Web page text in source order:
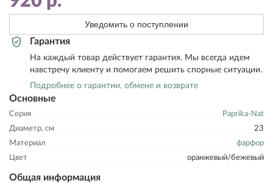
Основные
Серия
Paprika-Nat
Диаметр, см
23
Материал
фарфор
Цвет
оранжевый/бежевый
Общая информация
Уведомить о поступлении
Гарантия
На каждый товар действует гарантия. Мы всегда идем
навстречу клиенту и помогаем решить спорные ситуации.
Подробнее о гарантии, обмене и возврате